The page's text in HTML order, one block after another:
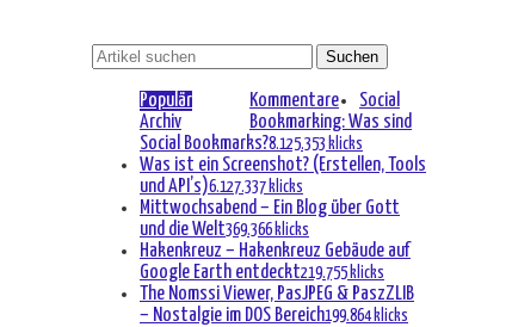
Populär
Kommentare
Archiv
Social
Bookmarking: Was sind
Social Bookmarks?8.125.353 klicks
Was ist ein Screenshot? (Erstellen, Tools
und API’s)6.127.337 klicks
Mittwochsabend – Ein Blog über Gott
und die Welt369.366 klicks
Hakenkreuz – Hakenkreuz Gebäude auf
Google Earth entdeckt219.755 klicks
The Nomssi Viewer, PasJPEG & PaszZLIB
– Nostalgie im DOS Bereich199.864 klicks